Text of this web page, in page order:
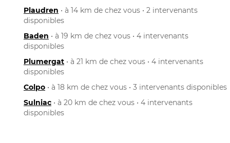
Plaudren • à 14 km de chez vous • 2 intervenants
disponibles
Baden • à 19 km de chez vous • 4 intervenants
disponibles
Plumergat • à 21 km de chez vous • 4 intervenants
disponibles
Colpo • à 18 km de chez vous • 3 intervenants disponibles
Sulniac • à 20 km de chez vous • 4 intervenants
disponibles